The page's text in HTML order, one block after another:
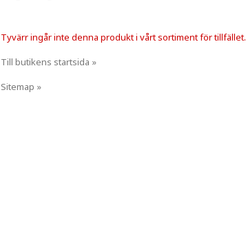
Tyvärr ingår inte denna produkt i vårt sortiment för tillfället.
Till butikens startsida »
Sitemap »